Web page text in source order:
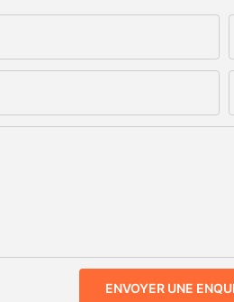
ENVOYER UNE